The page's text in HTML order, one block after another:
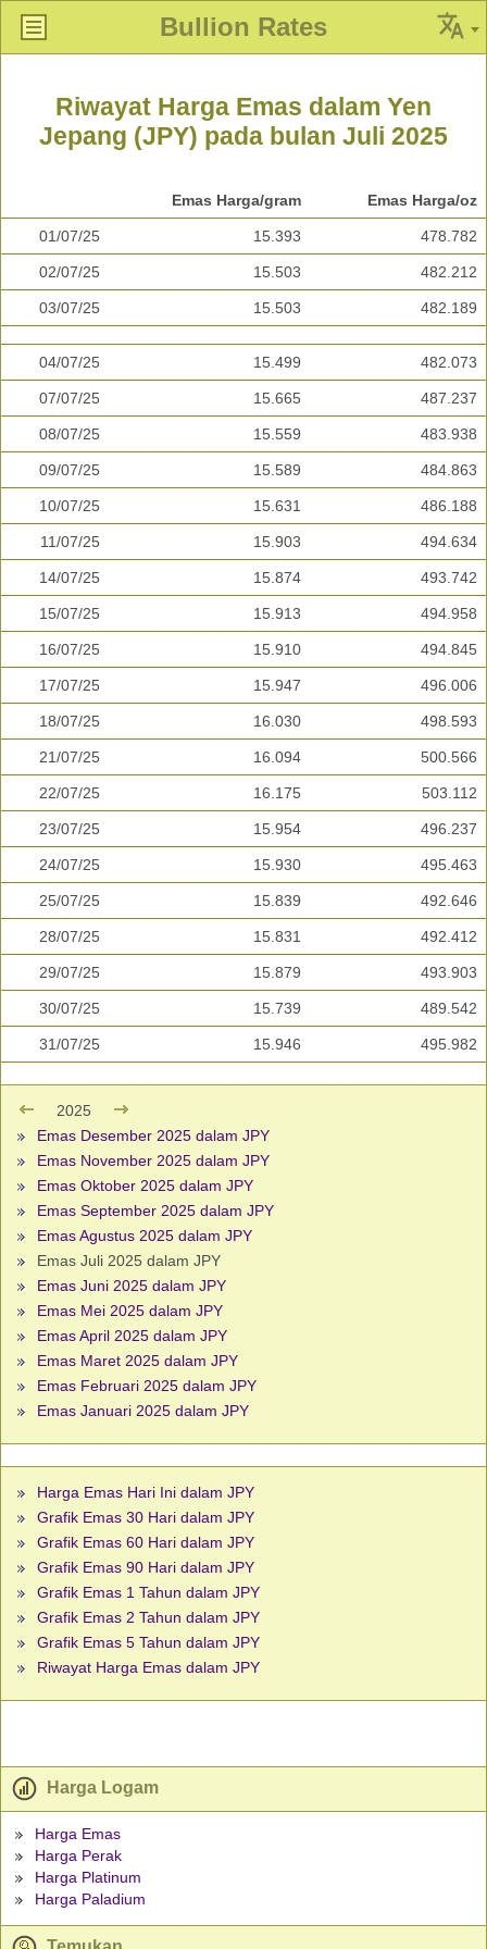
Bullion Rates
Riwayat Harga Emas dalam Yen
Jepang (JPY) pada bulan Juli 2025
Emas Harga/gram Emas Harga/oz
01/07/25 15.393 478.782
02/07/25 15.503 482.212
03/07/25 15.503 482.189
04/07/25 15.499 482.073
07/07/25 15.665 487.237
08/07/25 15.559 483.938
09/07/25 15.589 484.863
10/07/25 15.631 486.188
11/07/25 15.903 494.634
14/07/25 15.874 493.742
15/07/25 15.913 494.958
16/07/25 15.910 494.845
17/07/25 15.947 496.006
18/07/25 16.030 498.593
21/07/25 16.094 500.566
22/07/25 16.175 503.112
23/07/25 15.954 496.237
24/07/25 15.930 495.463
25/07/25 15.839 492.646
28/07/25 15.831 492.412
29/07/25 15.879 493.903
30/07/25 15.739 489.542
31/07/25 15.946 495.982
2025
Emas Desember 2025 dalam JPY
Emas November 2025 dalam JPY
Emas Oktober 2025 dalam JPY
Emas September 2025 dalam JPY
Emas Agustus 2025 dalam JPY
Emas Juli 2025 dalam JPY
Emas Juni 2025 dalam JPY
Emas Mei 2025 dalam JPY
Emas April 2025 dalam JPY
Emas Maret 2025 dalam JPY
Emas Februari 2025 dalam JPY
Emas Januari 2025 dalam JPY
Harga Emas Hari Ini dalam JPY
Grafik Emas 30 Hari dalam JPY
Grafik Emas 60 Hari dalam JPY
Grafik Emas 90 Hari dalam JPY
Grafik Emas 1 Tahun dalam JPY
Grafik Emas 2 Tahun dalam JPY
Grafik Emas 5 Tahun dalam JPY
Riwayat Harga Emas dalam JPY
Harga Logam
Harga Emas
Harga Perak
Harga Platinum
Harga Paladium